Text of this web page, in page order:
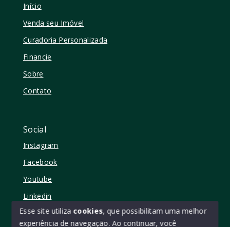
Início
Venda seu Imóvel
Curadoria Personalizada
Financie
Sobre
Contato
Social
Instagram
Facebook
Youtube
Linkedin
Esse site utiliza cookies, que possibilitam uma melhor
experiência de navegação. Ao continuar, você